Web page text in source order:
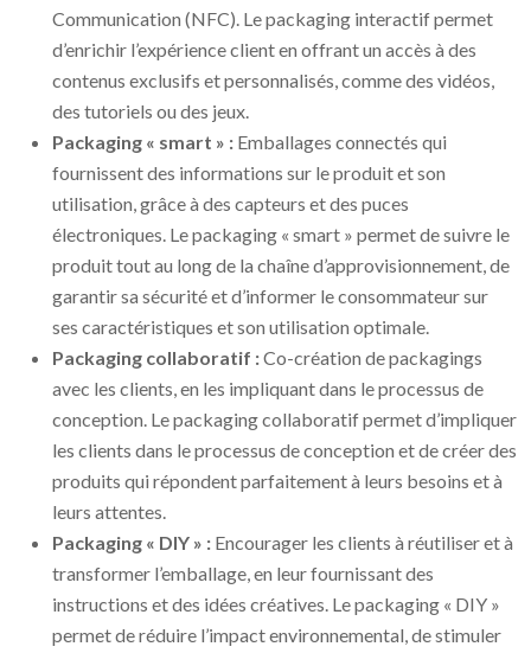
Communication (NFC). Le packaging interactif permet
d’enrichir l’expérience client en offrant un accès à des
contenus exclusifs et personnalisés, comme des vidéos,
des tutoriels ou des jeux.
Packaging « smart » : Emballages connectés qui
fournissent des informations sur le produit et son
utilisation, grâce à des capteurs et des puces
électroniques. Le packaging « smart » permet de suivre le
produit tout au long de la chaîne d’approvisionnement, de
garantir sa sécurité et d’informer le consommateur sur
ses caractéristiques et son utilisation optimale.
Packaging collaboratif :Co-création de packagings
avec les clients, en les impliquant dans le processus de
conception. Le packaging collaboratif permet d’impliquer
les clients dans le processus de conception et de créer des
produits qui répondent parfaitement à leurs besoins et à
leurs attentes.
Packaging « DIY » : Encourager les clients à réutiliser et à
transformer l’emballage, en leur fournissant des
instructions et des idées créatives. Le packaging « DIY »
permet de réduire l’impact environnemental, de stimuler